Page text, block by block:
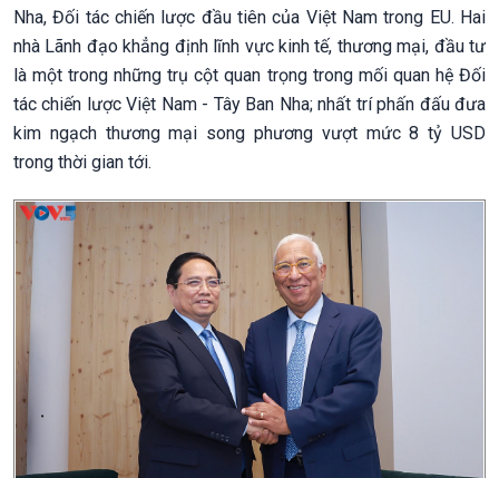
Nha, Đối tác chiến lược đầu tiên của Việt Nam trong EU. Hai
nhà Lãnh đạo khẳng định lĩnh vực kinh tế, thương mại, đầu tư
là một trong những trụ cột quan trọng trong mối quan hệ Đối
tác chiến lược Việt Nam - Tây Ban Nha; nhất trí phấn đấu đưa
kim ngạch thương mại song phương vượt mức 8 tỷ USD
trong thời gian tới.